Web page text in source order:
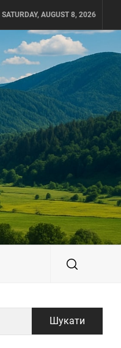
SATURDAY, AUGUST 8, 2026